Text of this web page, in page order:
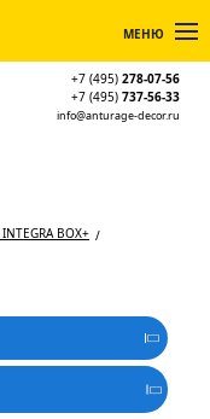
МЕНЮ
+7 (495) 278-07-56
+7 (495) 737-56-33
info@anturage-decor.ru
BOX+